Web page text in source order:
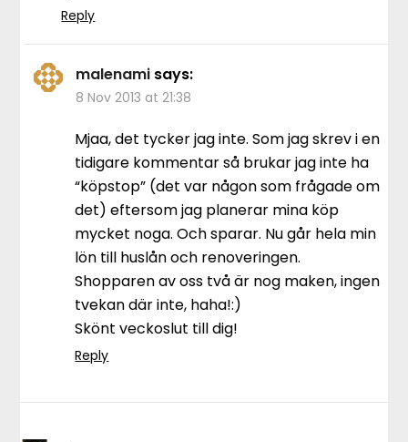
Reply
malenami says:
8 Nov 2013 at 21:38
Mjaa, det tycker jag inte. Som jag skrev i en
tidigare kommentar så brukar jag inte ha
“köpstop” (det var någon som frågade om
det) eftersom jag planerar mina köp
mycket noga. Och sparar. Nu går hela min
lön till huslån och renoveringen.
Shopparen av oss två är nog maken, ingen
tvekan där inte, haha!:)
Skönt veckoslut till dig!
Reply